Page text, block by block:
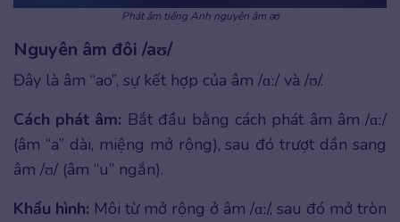
Phát âm tiếng Anh nguyên âm əʊ
Nguyên âm đôi /aʊ/
Đây là âm “ao”, sự kết hợp của âm /ɑː/ và /ʊ/.
Cách phát âm: Bắt đầu bằng cách phát âm âm /ɑː/
(âm “a” dài, miệng mở rộng), sau đó trượt dần sang
âm /ʊ/ (âm “u” ngắn).
Khẩu hình: Môi từ mở rộng ở âm /ɑː/, sau đó mở tròn